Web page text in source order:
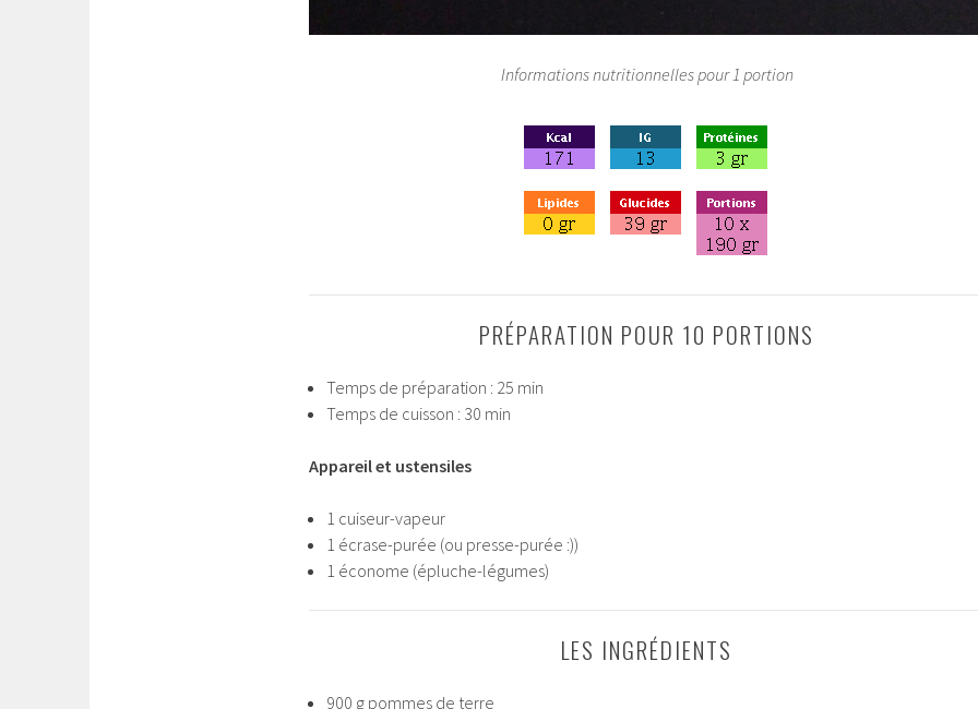
Informations nutritionnelles pour 1 portion
PRÉPARATION POUR 10 PORTIONS
Temps de préparation : 25 min
Temps de cuisson : 30 min
Appareil et ustensiles
1 cuiseur-vapeur
1 écrase-purée (ou presse-purée :))
1 économe (épluche-légumes)
LES INGRÉDIENTS
900 g pommes de terre